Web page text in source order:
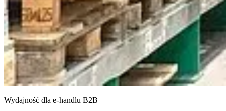
Wydajność dla e-handlu B2B